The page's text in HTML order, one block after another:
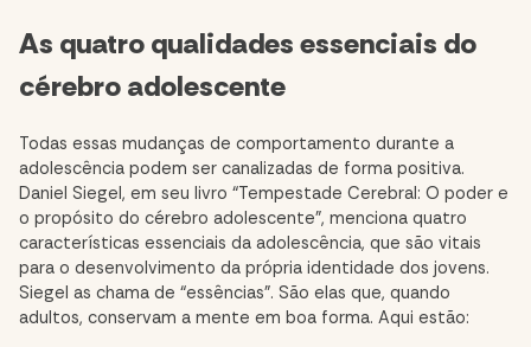
As quatro qualidades essenciais do
cérebro adolescente
Todas essas mudanças de comportamento durante a
adolescência podem ser canalizadas de forma positiva.
Daniel Siegel, em seu livro “Tempestade Cerebral: O poder e
o propósito do cérebro adolescente”, menciona quatro
características essenciais da adolescência, que são vitais
para o desenvolvimento da própria identidade dos jovens.
Siegel as chama de “essências”. São elas que, quando
adultos, conservam a mente em boa forma. Aqui estão: